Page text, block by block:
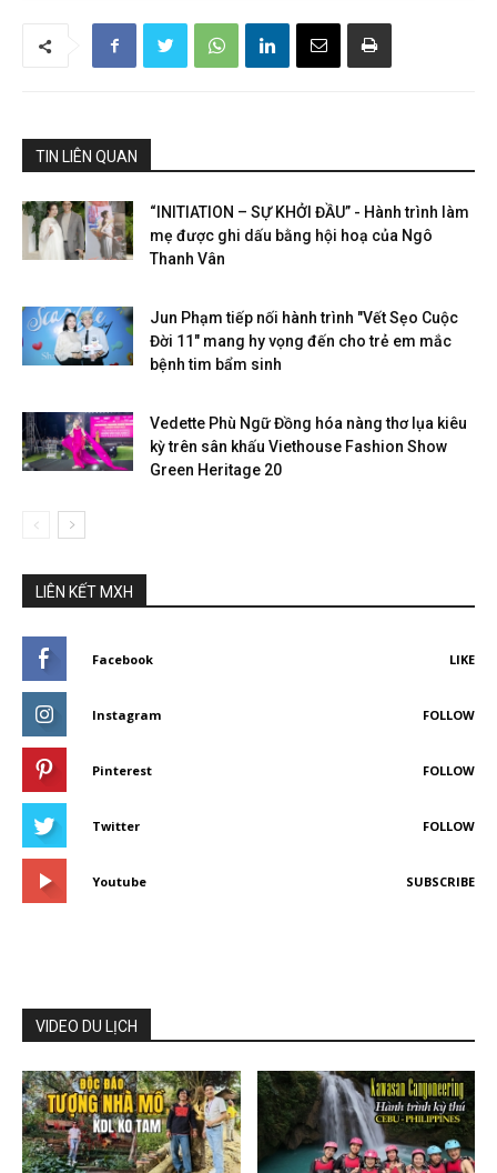
TIN LIÊN QUAN
“INITIATION – SỰ KHỞI ĐẦU” - Hành trình làm
mẹ được ghi dấu bằng hội hoạ của Ngô
Thanh Vân
Jun Phạm tiếp nối hành trình "Vết Sẹo Cuộc
Đời 11" mang hy vọng đến cho trẻ em mắc
bệnh tim bẩm sinh
Vedette Phù Ngữ Đồng hóa nàng thơ lụa kiêu
kỳ trên sân khấu Viethouse Fashion Show
Green Heritage 20
LIÊN KẾT MXH
Facebook LIKE
Instagram FOLLOW
Pinterest FOLLOW
Twitter FOLLOW
Youtube SUBSCRIBE
VIDEO DU LỊCH